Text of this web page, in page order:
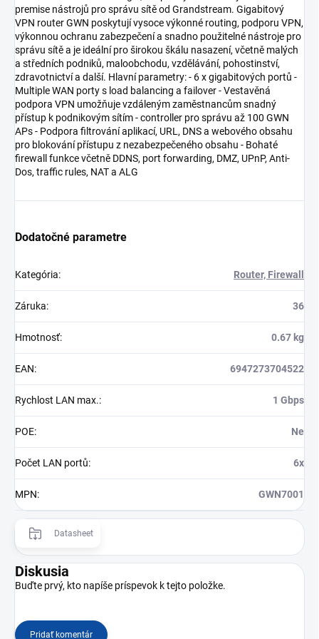
premise nástrojů pro správu sítě od Grandstream. Gigabitový
VPN router GWN poskytují vysoce výkonné routing, podporu VPN,
výkonnou ochranu zabezpečení a snadno použitelné nástroje pro
správu sítě a je ideální pro širokou škálu nasazení, včetně malých
a středních podniků, maloobchodu, vzdělávání, pohostinství,
zdravotnictví a další. Hlavní parametry: - 6 x gigabitových portů -
Multiple WAN porty s load balancing a failover - Vestavěná
podpora VPN umožňuje vzdáleným zaměstnancům snadný
přístup k podnikovým sítím - controller pro správu až 100 GWN
APs - Podpora filtrování aplikací, URL, DNS a webového obsahu
pro blokování přístupu z nezabezpečeného obsahu - Bohaté
firewall funkce včetně DDNS, port forwarding, DMZ, UPnP, Anti-
Dos, traffic rules, NAT a ALG
Dodatočné parametre
Kategória: Router, Firewall
Záruka: 36
Hmotnosť: 0.67 kg
EAN: 6947273704522
Rychlost LAN max.: 1 Gbps
POE: Ne
Počet LAN portů: 6x
MPN: GWN7001
Datasheet
Diskusia
Buďte prvý, kto napíše príspevok k tejto položke.
Pridať komentár